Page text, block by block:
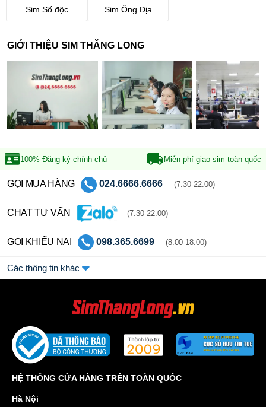
Sim Số độc Sim Ông Địa
GIỚI THIỆU SIM THĂNG LONG
100% Đăng ký chính chủ Miễn phí giao sim toàn quốc
GỌI MUA HÀNG 024.6666.6666 (7:30-22:00)
CHAT TƯ VẤN (7:30-22:00)
GỌI KHIẾU NẠI 098.365.6699 (8:00-18:00)
Các thông tin khác
HỆ THỐNG CỬA HÀNG TRÊN TOÀN QUỐC
Hà Nội